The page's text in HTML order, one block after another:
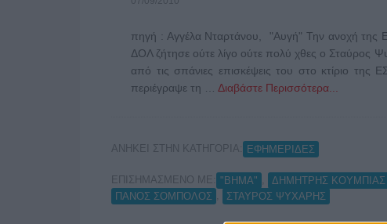
πηγή : Αγγέλα Νταρτάνου, "Αυγή" Την ανοχή της
ΔΟΛ ζήτησε ούτε λίγο ούτε πολύ χθες ο Σταύρος
από τις σπάνιες επισκέψεις του στο κτίριο
περιέγραψε τη … Διαβάστε Περισσότερα...
ΑΝΗΚΕΙ ΣΤΗΝ ΚΑΤΗΓΟΡΙΑ: ΕΦΗΜΕΡΙΔΕΣ
ΕΠΙΣΗΜΑΣΜΕΝΟ ΜΕ: "ΒΗΜΑ" ΔΗΜΗΤΡΗΣ ΚΟΥΜΠΙΑΣ
ΠΑΝΟΣ ΣΟΜΠΟΛΟΣ
ΣΤΑΥΡΟΣ ΨΥΧΑΡΗΣ